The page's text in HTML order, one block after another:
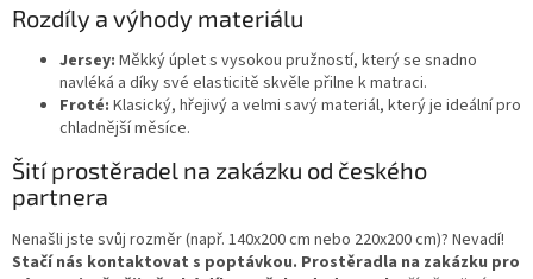
s
Rozdíly a výhody materiálu
Jersey: Měkký úplet s vysokou pružností, který se snadno
navléká a díky své elasticitě skvěle přilne k matraci.
Froté: Klasický, hřejivý a velmi savý materiál, který je ideální pro
chladnější měsíce.
Šití prostěradel na zakázku od českého
partnera
Nenašli jste svůj rozměr (např. 140x200 cm nebo 220x200 cm)? Nevadí!
Stačí nás kontaktovat s poptávkou. Prostěradla na zakázku pro